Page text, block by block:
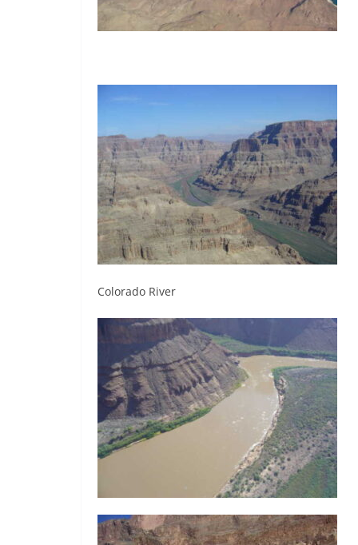
Colorado River